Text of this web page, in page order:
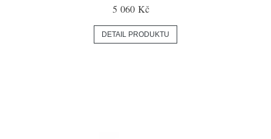
5 060 Kč
DETAIL PRODUKTU